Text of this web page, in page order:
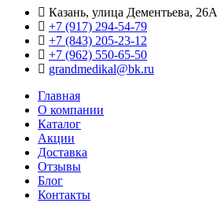
Казань, улица Дементьева, 26А
+7 (917) 294-54-79
+7 (843) 205-23-12
+7 (962) 550‑65‑50‬
grandmedikal@bk.ru
Главная
О компании
Каталог
Акции
Доставка
Отзывы
Блог
Контакты